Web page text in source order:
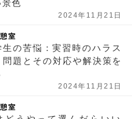
色
2024年11月21日
室
生の苦悩：実習時のハラス
問題とその対応や解決策を
2024年11月21日
室